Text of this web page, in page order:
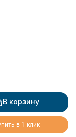
В корзину
в 1 клик